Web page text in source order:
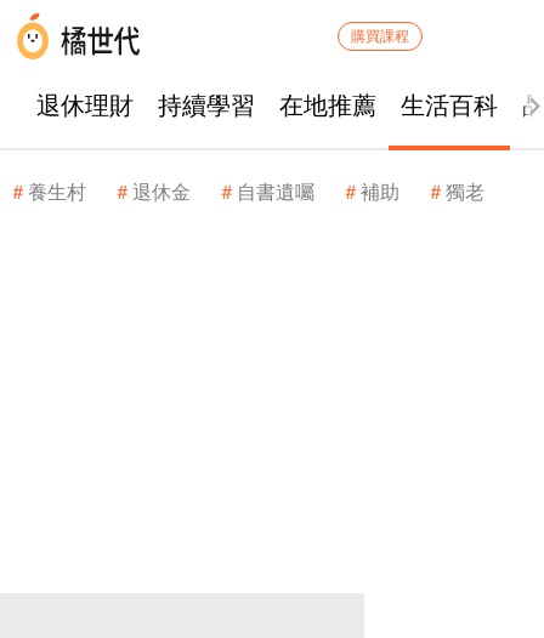
購買課程
退休理財 持續學習 在地推薦 生活百科
養生村 退休金 自書遺囑 補助 獨老